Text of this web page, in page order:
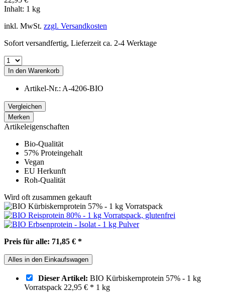
Inhalt: 1 kg
inkl. MwSt. zzgl. Versandkosten
Sofort versandfertig, Lieferzeit ca. 2-4 Werktage
In den Warenkorb
Artikel-Nr.: A-4206-BIO
Vergleichen
Merken
Artikeleigenschaften
Bio-Qualität
57% Proteingehalt
Vegan
EU Herkunft
Roh-Qualität
Wird oft zusammen gekauft
Preis für alle: 71,85 € *
Alles in den Einkaufswagen
Dieser Artikel: BIO Kürbiskernprotein 57% - 1 kg
Vorratspack 22,95 € * 1 kg